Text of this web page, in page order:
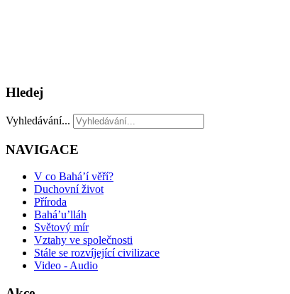
Hledej
Vyhledávání...
NAVIGACE
V co Bahá’í věří?
Duchovní život
Příroda
Bahá’u’lláh
Světový mír
Vztahy ve společnosti
Stále se rozvíjející civilizace
Video - Audio